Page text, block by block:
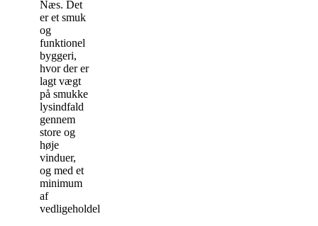
Næs. Det
er et smuk
og
funktionel
byggeri,
hvor der er
lagt vægt
på smukke
lysindfald
gennem
store og
høje
vinduer,
og med et
minimum
af
vedligeholdelse.